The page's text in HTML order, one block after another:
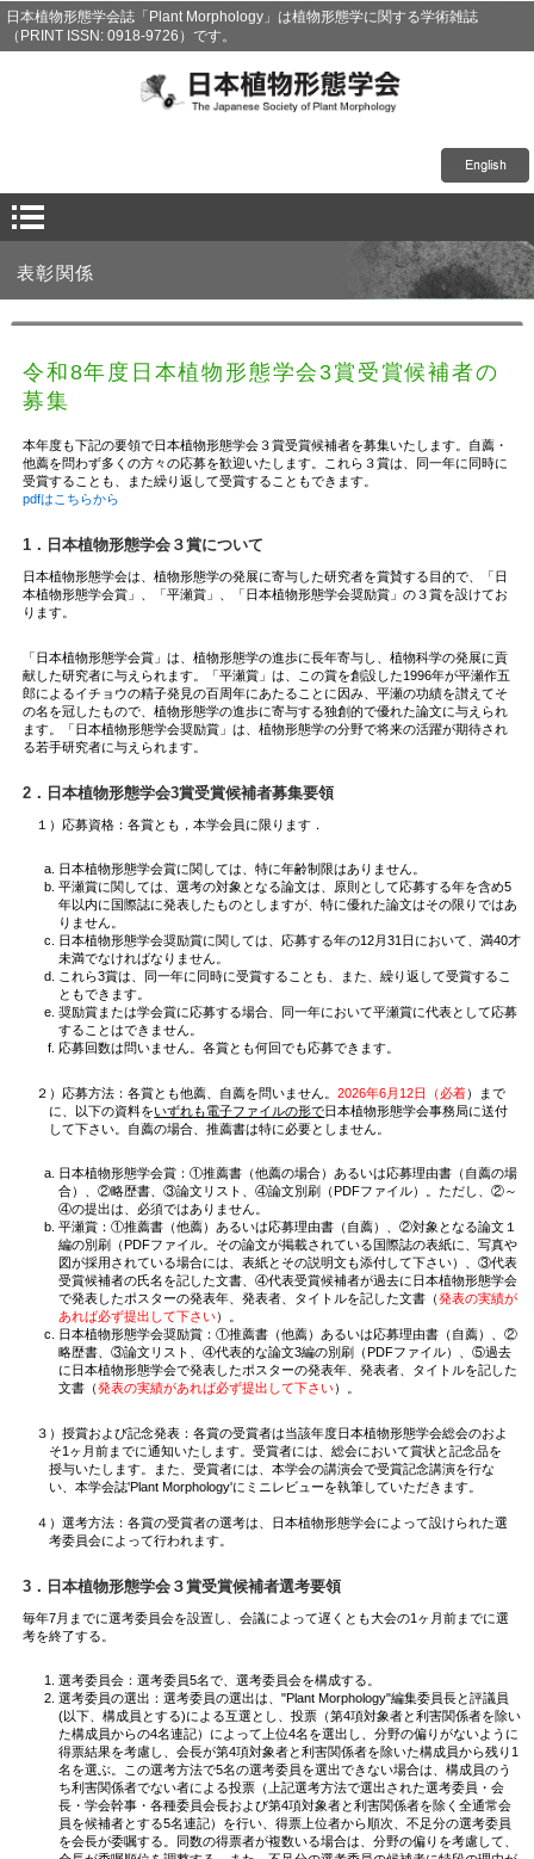
日本植物形態学会誌「Plant Morphology」は植物形態学に関する学術雑誌
（PRINT ISSN: 0918-9726）です。
表彰関係
令和8年度日本植物形態学会3賞受賞候補者の
募集
本年度も下記の要領で日本植物形態学会３賞受賞候補者を募集いたします。自薦・
他薦を問わず多くの方々の応募を歓迎いたします。これら３賞は、同一年に同時に
受賞することも、また繰り返して受賞することもできます。
pdfはこちらから
1．日本植物形態学会３賞について
日本植物形態学会は、植物形態学の発展に寄与した研究者を賞賛する目的で、「日
本植物形態学会賞」、「平瀬賞」、「日本植物形態学会奨励賞」の３賞を設けてお
ります。
「日本植物形態学会賞」は、植物形態学の進歩に長年寄与し、植物科学の発展に貢
献した研究者に与えられます。「平瀬賞」は、この賞を創設した1996年が平瀬作五
郎によるイチョウの精子発見の百周年にあたることに因み、平瀬の功績を讃えてそ
の名を冠したもので、植物形態学の進歩に寄与する独創的で優れた論文に与えられ
ます。「日本植物形態学会奨励賞」は、植物形態学の分野で将来の活躍が期待され
る若手研究者に与えられます。
2．日本植物形態学会3賞受賞候補者募集要領
１）応募資格：各賞とも，本学会員に限ります．
日本植物形態学会賞に関しては、特に年齢制限はありません。
平瀬賞に関しては、選考の対象となる論文は、原則として応募する年を含め5
年以内に国際誌に発表したものとしますが、特に優れた論文はその限りではあ
りません。
日本植物形態学会奨励賞に関しては、応募する年の12月31日において、満40才
未満でなければなりません。
これら3賞は、同一年に同時に受賞することも、また、繰り返して受賞するこ
ともできます。
奨励賞または学会賞に応募する場合、同一年において平瀬賞に代表として応募
することはできません。
応募回数は問いません。各賞とも何回でも応募できます。
２）応募方法：各賞とも他薦、自薦を問いません。2026年6月12日（必着）まで
に、以下の資料をいずれも電子ファイルの形で日本植物形態学会事務局に送付
して下さい。自薦の場合、推薦書は特に必要としません。
日本植物形態学会賞：①推薦書（他薦の場合）あるいは応募理由書（自薦の場
合）、②略歴書、③論文リスト、④論文別刷（PDFファイル）。ただし、②～
④の提出は、必須ではありません。
平瀬賞：①推薦書（他薦）あるいは応募理由書（自薦）、②対象となる論文１
編の別刷（PDFファイル。その論文が掲載されている国際誌の表紙に、写真や
図が採用されている場合には、表紙とその説明文も添付して下さい）、③代表
受賞候補者の氏名を記した文書、④代表受賞候補者が過去に日本植物形態学会
で発表したポスターの発表年、発表者、タイトルを記した文書（発表の実績が
あれば必ず提出して下さい）。
日本植物形態学会奨励賞：①推薦書（他薦）あるいは応募理由書（自薦）、②
略歴書、③論文リスト、④代表的な論文3編の別刷（PDFファイル）、⑤過去
に日本植物形態学会で発表したポスターの発表年、発表者、タイトルを記した
文書（発表の実績があれば必ず提出して下さい）。
３）授賞および記念発表：各賞の受賞者は当該年度日本植物形態学会総会のおよ
そ1ヶ月前までに通知いたします。受賞者には、総会において賞状と記念品を
授与いたします。また、受賞者には、本学会の講演会で受賞記念講演を行な
い、本学会誌'Plant Morphology'にミニレビューを執筆していただきます。
４）選考方法：各賞の受賞者の選考は、日本植物形態学会によって設けられた選
考委員会によって行われます。
3．日本植物形態学会３賞受賞候補者選考要領
毎年7月までに選考委員会を設置し、会議によって遅くとも大会の1ヶ月前までに選
考を終了する。
選考委員会：選考委員5名で、選考委員会を構成する。
選考委員の選出：選考委員の選出は、"Plant Morphology"編集委員⻑と評議員
(以下、構成員とする)による互選とし、投票（第4項対象者と利害関係者を除い
た構成員からの4名連記）によって上位4名を選出し、分野の偏りがないように
得票結果を考慮し、会⻑が第4項対象者と利害関係者を除いた構成員から残り1
名を選ぶ。この選考⽅法で5名の選考委員を選出できない場合は、構成員のう
ち利害関係者でない者による投票（上記選考⽅法で選出された選考委員・会
⻑・学会幹事・各種委員会⻑および第4項対象者と利害関係者を除く全通常会
員を候補者とする5名連記）を⾏い、得票上位者から順次、不⾜分の選考委員
を会⻑が委嘱する。同数の得票者が複数いる場合は、分野の偏りを考慮して、